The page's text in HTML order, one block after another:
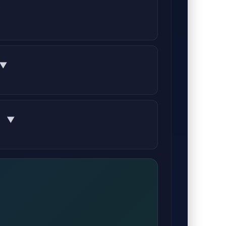
▼
▼
villkor kan variera.